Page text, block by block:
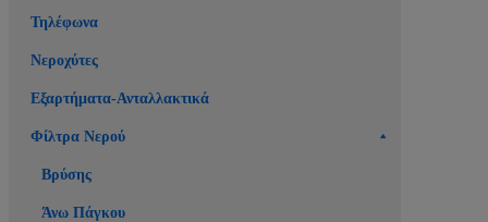
Τηλέφωνα
Νεροχύτες
Εξαρτήματα-Ανταλλακτικά
Φίλτρα Νερού
Βρύσης
Άνω Πάγκου